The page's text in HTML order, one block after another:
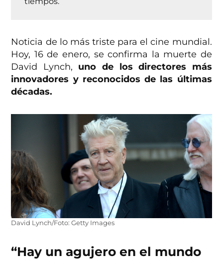
Noticia de lo más triste para el cine mundial.
Hoy, 16 de enero, se confirma la muerte de
David Lynch, uno de los directores más
innovadores y reconocidos de las últimas
décadas.
David Lynch/Foto: Getty Images
“Hay un agujero en el mundo